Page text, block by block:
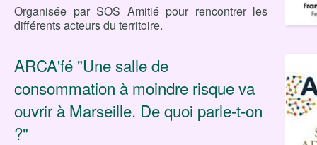
Organisée par SOS Amitié pour rencontrer les
différents acteurs du territoire.
ARCA'fé "Une salle de
consommation à moindre risque va
ouvrir à Marseille. De quoi parle-t-on
?"